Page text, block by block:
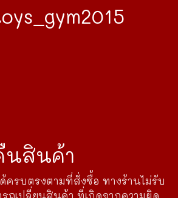
นสินค้า
ครบตรงตามที่สั่งซื้อ ทางร้านไม่รับ